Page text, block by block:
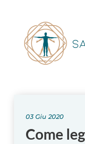
03 Giu 2020
Come